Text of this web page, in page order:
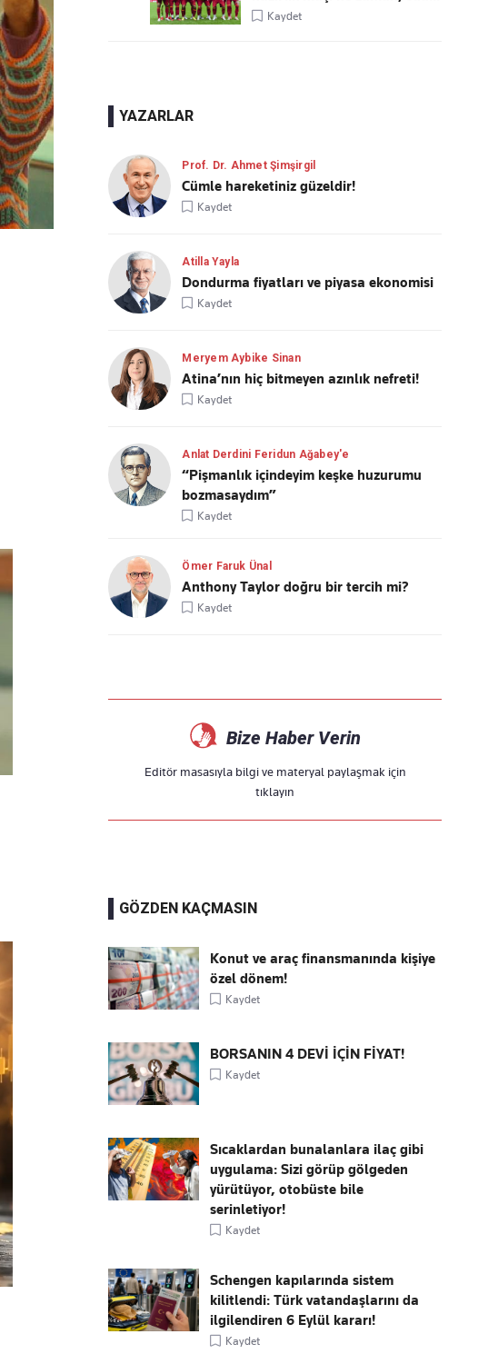
Kaydet
YAZARLAR
Prof. Dr. Ahmet Şimşirgil
Cümle hareketiniz güzeldir!
Kaydet
Atilla Yayla
Dondurma fiyatları ve piyasa ekonomisi
Kaydet
Meryem Aybike Sinan
Atina’nın hiç bitmeyen azınlık nefreti!
Kaydet
Anlat Derdini Feridun Ağabey'e
“Pişmanlık içindeyim keşke huzurumu
bozmasaydım”
Kaydet
Ömer Faruk Ünal
Anthony Taylor doğru bir tercih mi?
Kaydet
Bize Haber Verin
Editör masasıyla bilgi ve materyal paylaşmak için
tıklayın
GÖZDEN KAÇMASIN
Konut ve araç finansmanında kişiye
özel dönem!
Kaydet
BORSANIN 4 DEVİ İÇİN FİYAT!
Kaydet
Sıcaklardan bunalanlara ilaç gibi
uygulama: Sizi görüp gölgeden
yürütüyor, otobüste bile
serinletiyor!
Kaydet
Schengen kapılarında sistem
kilitlendi: Türk vatandaşlarını da
ilgilendiren 6 Eylül kararı!
Kaydet